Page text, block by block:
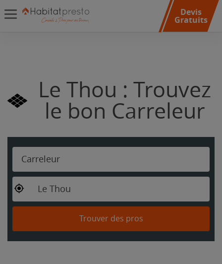
Devis
Gratuits
Le Thou : Trouvez
le bon Carreleur
Carreleur
Le Thou
Trouver des pros